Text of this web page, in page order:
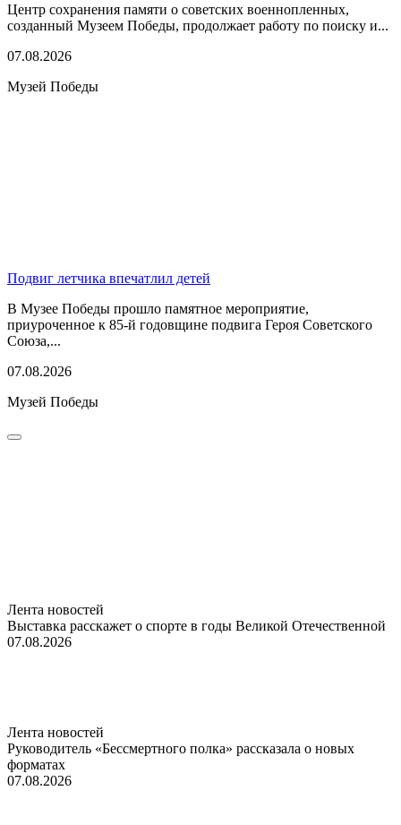
Центр сохранения памяти о советских военнопленных,
созданный Музеем Победы, продолжает работу по поиску и...
07.08.2026
Музей Победы
Подвиг летчика впечатлил детей
В Музее Победы прошло памятное мероприятие,
приуроченное к 85-й годовщине подвига Героя Советского
Союза,...
07.08.2026
Музей Победы
Лента новостей
Выставка расскажет о спорте в годы Великой Отечественной
07.08.2026
Лента новостей
Руководитель «Бессмертного полка» рассказала о новых
форматах
07.08.2026